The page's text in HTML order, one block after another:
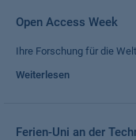
Open Access Week
Ihre Forschung für die
Weiterlesen
Ferien-Uni an der